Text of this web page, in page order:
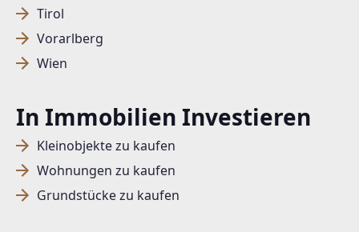
Tirol
Vorarlberg
Wien
In Immobilien Investieren
Kleinobjekte zu kaufen
Wohnungen zu kaufen
Grundstücke zu kaufen
Wien
Dieser Filter wird viele Treffer erzeugen. Bitte setzen
Sie weitere Filter!
Treffer verfeinern